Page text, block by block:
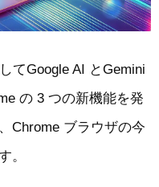
てGoogle AI とGemini
の 3 つの新機能を発
Chrome ブラウザの今
。